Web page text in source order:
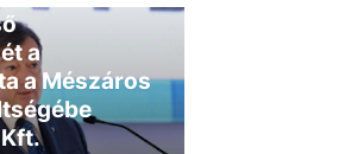
a
a Mészáros